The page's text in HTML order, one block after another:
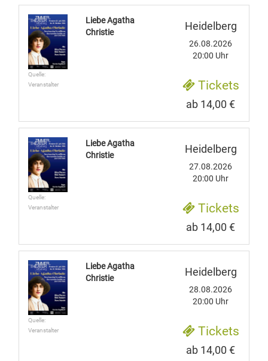
Quelle:
Veranstalter
Liebe Agatha
Christie
Heidelberg
26.08.2026
20:00 Uhr
Tickets
ab 14,00 €
Quelle:
Veranstalter
Liebe Agatha
Christie
Heidelberg
27.08.2026
20:00 Uhr
Tickets
ab 14,00 €
Quelle:
Veranstalter
Liebe Agatha
Christie
Heidelberg
28.08.2026
20:00 Uhr
Tickets
ab 14,00 €